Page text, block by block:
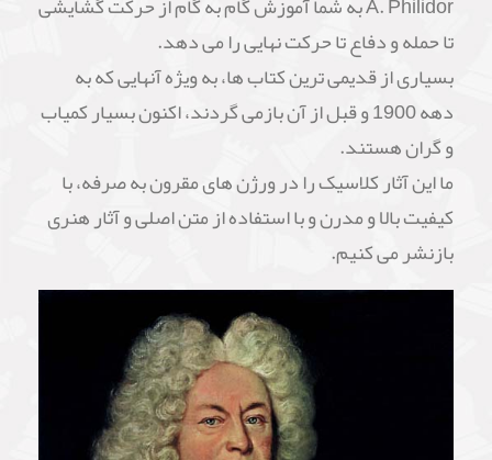
تا حمله و دفاع تا حرکت نهایی را می دهد.
بسیاری از قدیمی ترین کتاب ها، به ویژه آنهایی که به
دهه 1900 و قبل از آن بازمی گردند، اکنون بسیار کمیاب
و گران هستند.
ما این آثار کلاسیک را در ورژن های مقرون به صرفه، با
کیفیت بالا و مدرن و با استفاده از متن اصلی و آثار هنری
بازنشر می کنیم.